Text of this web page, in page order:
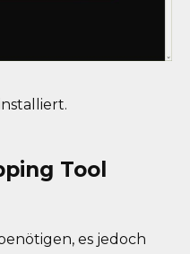
Tool
es jedoch